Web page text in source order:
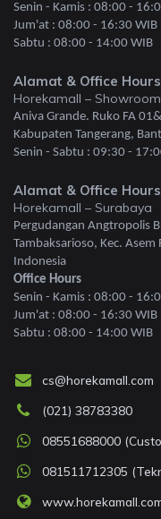
Senin - Kamis : 08:00 -
Jum'at : 08:00 - 16:30 WIB
Sabtu : 08:00 - 14:00 WIB
Alamat & Office
Horekamall –
Aniva Grande. Ruko FA
Kabupaten Tangerang,
Senin - Sabtu : 09:30 -
Alamat & Office
Horekamall – Surabaya
Pergudangan Angtropolis
Tambaksarioso, Kec.
Indonesia
Office Hours
Senin - Kamis : 08:00 -
Jum'at : 08:00 - 16:30 WIB
Sabtu : 08:00 - 14:00 WIB
cs@horekamall.com
(021) 38783380
08551688000
081511712305